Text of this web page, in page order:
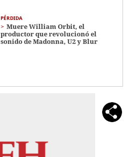
PÉRDIDA
Muere William Orbit, el
productor que revolucionó el
sonido de Madonna, U2 y Blur